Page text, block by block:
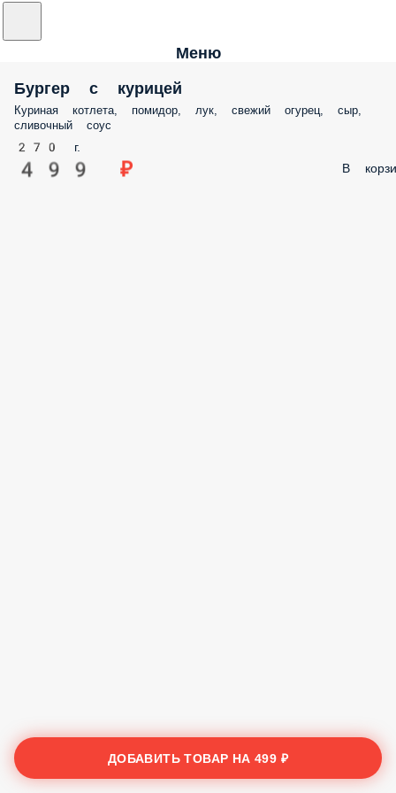
Меню
Бургер с курицей
Куриная котлета, помидор, лук, свежий огурец, сыр,
сливочный соус
270 г.
499 ₽ В
ДОБАВИТЬ ТОВАР НА499 ₽